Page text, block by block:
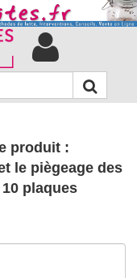
produit :
le piègeage des
plaques